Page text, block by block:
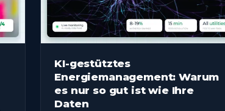
KI-gestütztes
Energiemanagement: Warum
es nur so gut ist wie Ihre
Daten